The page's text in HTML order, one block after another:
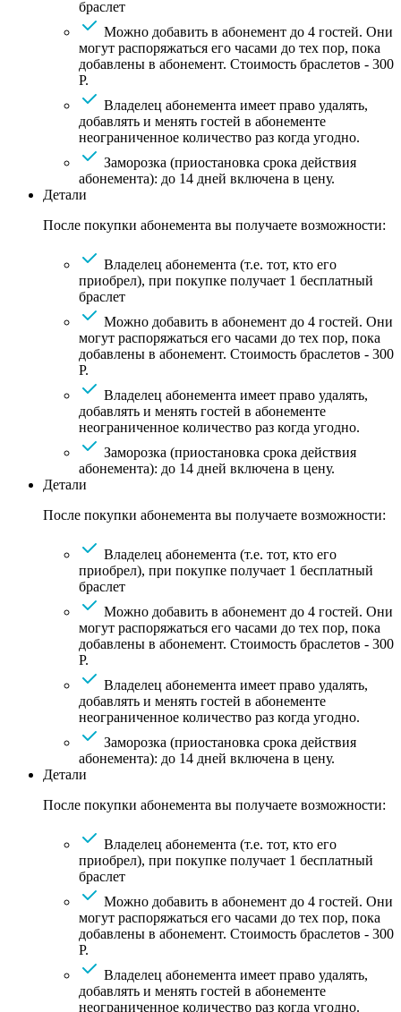
браслет
Можно добавить в абонемент до 4 гостей. Они
могут распоряжаться его часами до тех пор, пока
добавлены в абонемент. Стоимость браслетов - 300
Р.
Владелец абонемента имеет право удалять,
добавлять и менять гостей в абонементе
неограниченное количество раз когда угодно.
Заморозка (приостановка срока действия
абонемента): до 14 дней включена в цену.
Детали
После покупки абонемента вы получаете возможности:
Владелец абонемента (т.е. тот, кто его
приобрел), при покупке получает 1 бесплатный
браслет
Можно добавить в абонемент до 4 гостей. Они
могут распоряжаться его часами до тех пор, пока
добавлены в абонемент. Стоимость браслетов - 300
Р.
Владелец абонемента имеет право удалять,
добавлять и менять гостей в абонементе
неограниченное количество раз когда угодно.
Заморозка (приостановка срока действия
абонемента): до 14 дней включена в цену.
Детали
После покупки абонемента вы получаете возможности:
Владелец абонемента (т.е. тот, кто его
приобрел), при покупке получает 1 бесплатный
браслет
Можно добавить в абонемент до 4 гостей. Они
могут распоряжаться его часами до тех пор, пока
добавлены в абонемент. Стоимость браслетов - 300
Р.
Владелец абонемента имеет право удалять,
добавлять и менять гостей в абонементе
неограниченное количество раз когда угодно.
Заморозка (приостановка срока действия
абонемента): до 14 дней включена в цену.
Детали
После покупки абонемента вы получаете возможности:
Владелец абонемента (т.е. тот, кто его
приобрел), при покупке получает 1 бесплатный
браслет
Можно добавить в абонемент до 4 гостей. Они
могут распоряжаться его часами до тех пор, пока
добавлены в абонемент. Стоимость браслетов - 300
Р.
Владелец абонемента имеет право удалять,
добавлять и менять гостей в абонементе
неограниченное количество раз когда угодно.